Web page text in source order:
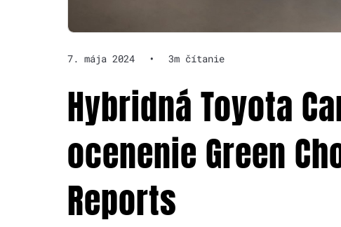
7. mája 2024 • 3m čítanie
Hybridná Toyota
ocenenie Green
Reports